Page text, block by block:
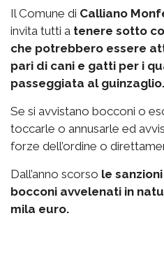
Il Comune di Calliano
invita tutti a tenere sotto
che potrebbero essere
pari di cani e gatti per i
passeggiata al guinzaglio.
Se si avvistano bocconi o
toccarle o annusarle ed
forze dell’ordine o
Dall’anno scorso le
bocconi avvelenati in
mila euro.